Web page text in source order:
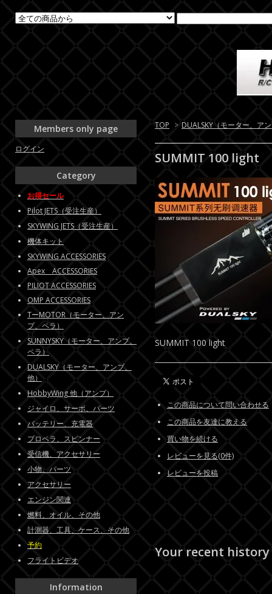
TOP > DUALSKY（モーター、ア
SUMMIT 100 light
SUMMIT 100 light
この商品について問い合わせる
この商品を友達に教える
買い物を続ける
レビューを見る(0件)
レビューを投稿
Your recent history
Members only page
ログイン
Category
お得セール
Pilot JETS（受注生産）
SKYWING JETS（受注生産）
機体キット
SKYWING ACCESSORIES
Apex ACCESSORIES
PILIOT ACCESSORIES
OMP ACCESSORIES
TーMOTOR（モーター、アン
プ、ペラ）
SUNNYSKY（モーター、アンプ、
ペラ）
DUALSKY（モーター、アンプ、
他）
HobbyWing 他（アンプ）
ジャイロ、サーボ、パーツ
バッテリー、充電器
プロペラ、スピンナー
受信機、アクセサリー
小物、パーツ
アクセサリー
エンジン関連
燃料、オイル、その他
計測器、工具、ケース、その他
予約
フライトビデオ
Information